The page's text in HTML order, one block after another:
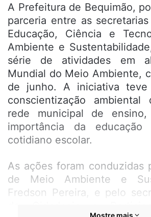
A Prefeitura de Bequimão,
parceria entre as
Educação, Ciência e
Ambiente e
série de atividades em
Mundial do Meio Ambiente,
de junho. A iniciativa
conscientização
rede municipal de
importância da educação
cotidiano escolar.
As ações foram conduzidas
de Meio Ambiente e
Fredson Pereira, e pelo
Mostre mais